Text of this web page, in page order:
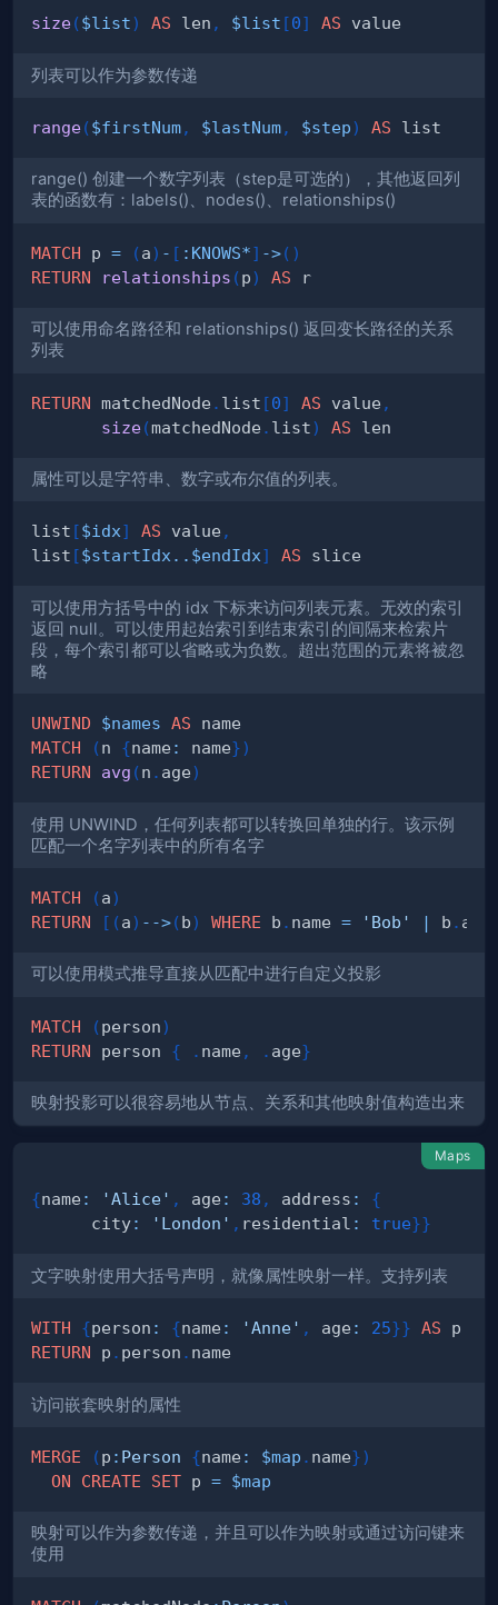
size($list) AS len , $list [0] AS
列表可以作为参数传递
range($firstNum, $lastNum, $step) AS
range() 创建一个数字列表（step是可选的），其他返回列
表的函数有：labels()、nodes()、relationships()
MATCH p = (a) - [ : KNOWS*] ->( )
RETURN
relationships (p) AS
可以使用命名路径和 relationships() 返回变长路径的关系
列表
RETURN matchedNode . list [0] AS value ,
size(matchedNode . list) AS
属性可以是字符串、数字或布尔值的列表。
list [$idx] AS value ,
list [$startIdx .. $endIdx] AS
可以使用方括号中的 idx 下标来访问列表元素。无效的索引
返回 null。可以使用起始索引到结束索引的间隔来检索片
段，每个索引都可以省略或为负数。超出范围的元素将被忽
略
UNWIND $names AS
MATCH
(n {name : name})
RETURN
avg (n . age)
使用 UNWIND，任何列表都可以转换回单独的行。该示例
匹配一个名字列表中的所有名字
MATCH (a)
RETURN
[ (a) -->(b) WHERE b . name = 'Bob' | b . age
可以使用模式推导直接从匹配中进行自定义投影
MATCH (person)
RETURN person { . name , . age}
映射投影可以很容易地从节点、关系和其他映射值构造出来
Maps
{name : 'Alice' , age : 38 , address :
{
      city
: 'London' , residential : true}}
文字映射使用大括号声明，就像属性映射一样。支持列表
WITH {person : {name : 'Anne' , age : 25}} AS
RETURN p . person .
访问嵌套映射的属性
MERGE (p : Person {name : $map . name})
ON
CREATE SET p = $map
映射可以作为参数传递，并且可以作为映射或通过访问键来
使用